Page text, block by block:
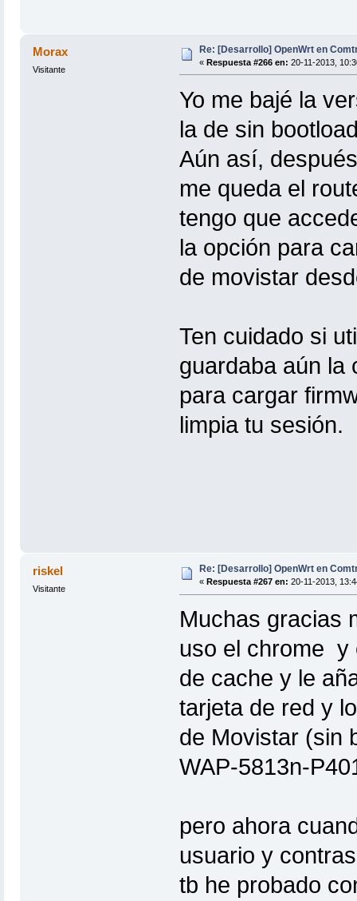
Morax
Visitante
Re: [Desarrollo] OpenWrt en
« Respuesta #266 en: 20-11-2013,
Yo me bajé la
la de sin
Aún así,
me queda el
tengo que
la opción para
de movistar
Ten cuidado si
guardaba aún la
para cargar
limpia tu sesión.
riskel
Visitante
Re: [Desarrollo] OpenWrt en
« Respuesta #267 en: 20-11-2013,
Muchas gracias
uso el chrome y
de cache y le
tarjeta de red y
de Movistar (sin
WAP-5813n-
pero ahora
usuario y
tb he probado